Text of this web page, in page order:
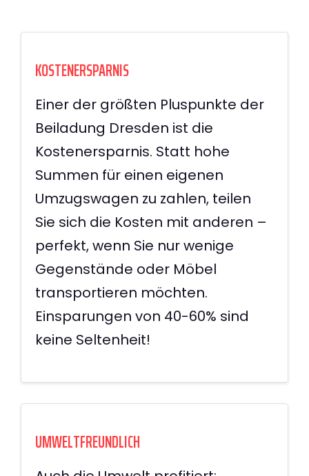
KOSTENERSPARNIS
Einer der größten Pluspunkte der
Beiladung Dresden ist die
Kostenersparnis. Statt hohe
Summen für einen eigenen
Umzugswagen zu zahlen, teilen
Sie sich die Kosten mit anderen –
perfekt, wenn Sie nur wenige
Gegenstände oder Möbel
transportieren möchten.
Einsparungen von 40-60% sind
keine Seltenheit!
UMWELTFREUNDLICH